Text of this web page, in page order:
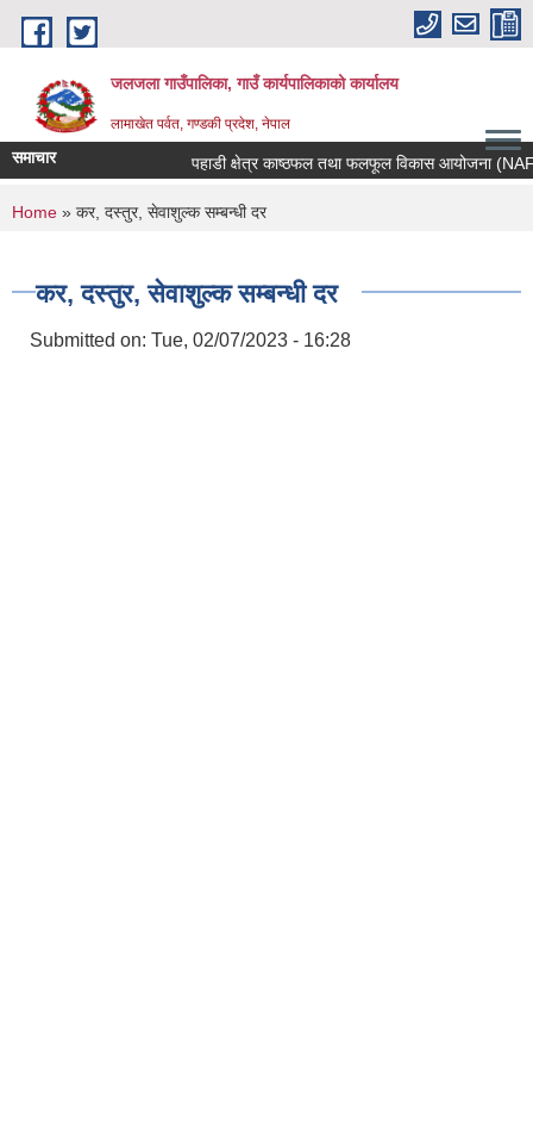
Skip to main content
जलजला गाउँपालिका, गाउँ कार्यपालिकाको कार्यालय
लामाखेत पर्वत, गण्डकी प्रदेश, नेपाल
समाचार पहाडी क्षेत्र काष्ठफल तथा फलफूल विकास आयोजना
You are here
Home » कर, दस्तुर, सेवाशुल्क सम्बन्धी दर
कर, दस्तुर, सेवाशुल्क सम्बन्धी दर
Submitted on: Tue, 02/07/2023 - 16:28